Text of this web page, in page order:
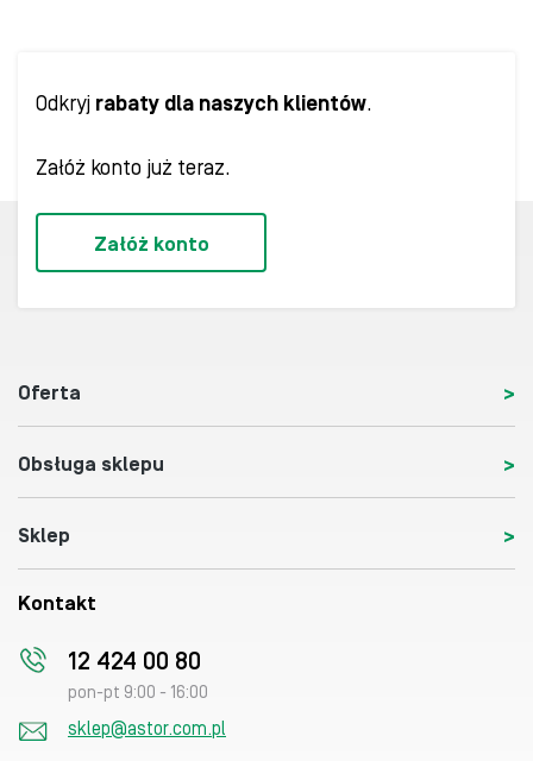
Odkryj rabaty dla naszych klientów.
Załóż konto już teraz.
Załóż konto
Oferta
Obsługa sklepu
Sklep
Kontakt
12 424 00 80
pon-pt 9:00 - 16:00
sklep@astor.com.pl